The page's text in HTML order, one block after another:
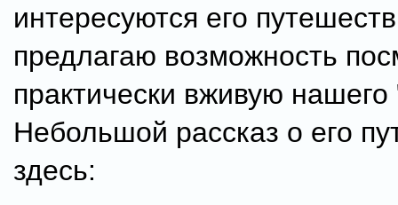
интересуются его
предлагаю возможность
практически вживую нашего
Небольшой рассказ о его
здесь: